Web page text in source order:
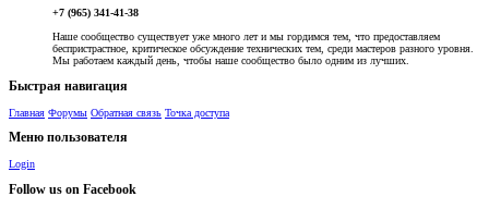
+7 (965) 341-41-38
Наше сообщество существует уже много лет и мы гордимся тем, что предоставляем
беспристрастное, критическое обсуждение технических тем, среди мастеров разного уровня.
Мы работаем каждый день, чтобы наше сообщество было одним из лучших.
Быстрая навигация
Главная Форумы Обратная связь Точка доступа
Меню пользователя
Login
Follow us on Facebook